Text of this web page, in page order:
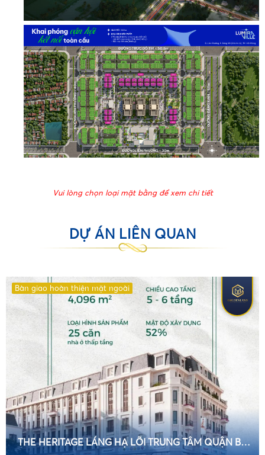
Vui lòng chọn loại mặt bằng để xem chi tiết
DỰ ÁN LIÊN QUAN
Bàn giao hoàn thiện mặt ngoài
THE HERITAGE LÁNG HẠ LÕI TRUNG TÂM QUẬN BA ĐÌNH VỊ TRÍ VIP SỐ LƯỢNG HỮU HẠN